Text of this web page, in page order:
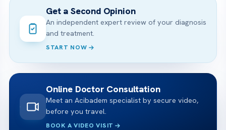
Get a Second Opinion
An independent expert review of your diagnosis
and treatment.
START NOW
Online Doctor Consultation
Meet an Acibadem specialist by secure video,
before you travel.
BOOK A VIDEO VISIT